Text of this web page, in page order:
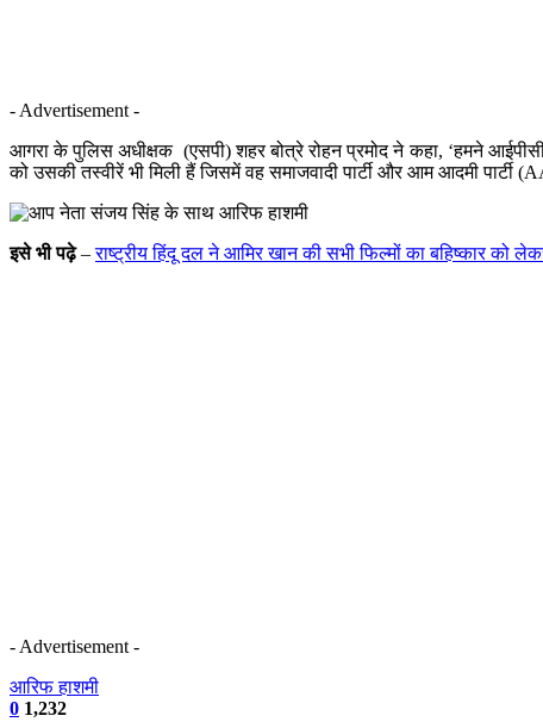
- Advertisement -
आगरा के पुलिस अधीक्षक (एसपी) शहर बोत्रे रोहन प्रमोद ने कहा, ‘हमने
को उसकी तस्वीरें भी मिली हैं जिसमें वह समाजवादी पार्टी और आम आदमी
इसे भी पढ़े–राष्ट्रीय हिंदू दल ने आमिर खान की सभी फिल्मों का बहिष्कार को
- Advertisement -
आरिफ हाशमी
0 1,232